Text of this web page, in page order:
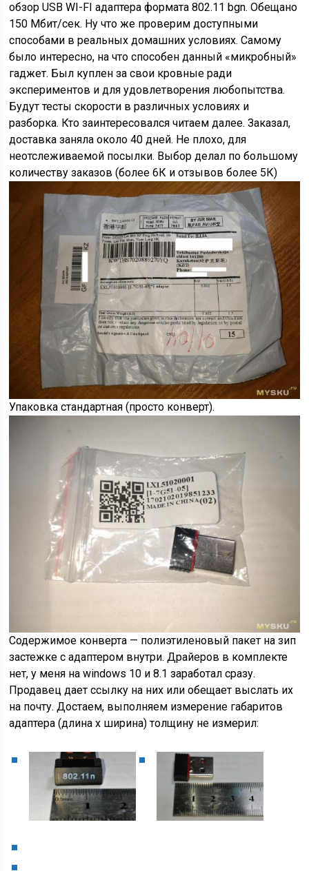
обзор USB WI-FI адаптера формата 802.11 bgn. Обещано
150 Мбит/сек. Ну что же проверим доступными
способами в реальных домашних условиях. Самому
было интересно, на что способен данный «микробный»
гаджет. Был куплен за свои кровные ради
экспериментов и для удовлетворения любопытства.
Будут тесты скорости в различных условиях и
разборка. Кто заинтересовался читаем далее. Заказал,
доставка заняла около 40 дней. Не плохо, для
неотслеживаемой посылки. Выбор делал по большому
количеству заказов (более 6К и отзывов более 5К)
Упаковка стандартная (просто конверт).
Содержимое конверта — полиэтиленовый пакет на зип
застежке с адаптером внутри. Драйеров в комплекте
нет, у меня на windows 10 и 8.1 заработал сразу.
Продавец дает ссылку на них или обещает выслать их
на почту. Достаем, выполняем измерение габаритов
адаптера (длина х ширина) толщину не измерил: